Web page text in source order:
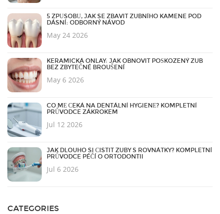
5 ZPŮSOBŮ, JAK SE ZBAVIT ZUBNÍHO KAMENE POD
DÁSNÍ: ODBORNÝ NÁVOD
May 24 2026
KERAMICKÁ ONLAY: JAK OBNOVIT POŠKOZENÝ ZUB
BEZ ZBYTEČNÉ BROUŠENÍ
May 6 2026
CO MĚ ČEKÁ NA DENTÁLNÍ HYGIENĚ? KOMPLETNÍ
PRŮVODCE ZÁKROKEM
Jul 12 2026
JAK DLOUHO SI ČISTIT ZUBY S ROVNÁTKY? KOMPLETNÍ
PRŮVODCE PÉČÍ O ORTODONTII
Jul 6 2026
CATEGORIES